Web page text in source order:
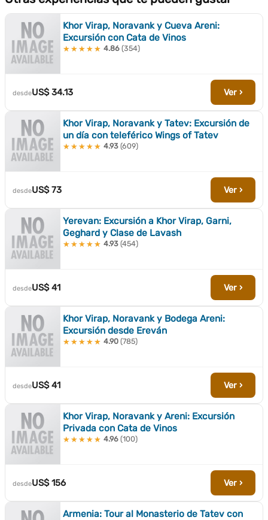
Khor Virap, Noravank y Cueva Areni:
Excursión con Cata de Vinos
★★★★★
★★★★★ 4.86 (354)
desdeUS$ 34.13 Ver ›
Khor Virap, Noravank y Tatev: Excursión de
un día con teleférico Wings of Tatev
★★★★★
★★★★★ 4.93 (609)
desdeUS$ 73 Ver ›
Yerevan: Excursión a Khor Virap, Garni,
Geghard y Clase de Lavash
★★★★★
★★★★★ 4.93 (454)
desdeUS$ 41 Ver ›
Khor Virap, Noravank y Bodega Areni:
Excursión desde Ereván
★★★★★
★★★★★ 4.90 (785)
desdeUS$ 41 Ver ›
Khor Virap, Noravank y Areni: Excursión
Privada con Cata de Vinos
★★★★★
★★★★★ 4.96 (100)
desdeUS$ 156 Ver ›
Armenia: Tour al Monasterio de Tatev con